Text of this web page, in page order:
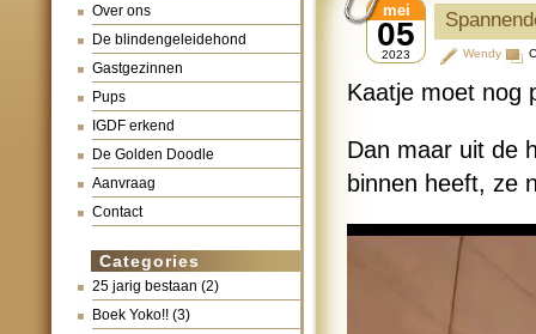
Over ons
De blindengeleidehond
Gastgezinnen
Pups
IGDF erkend
De Golden Doodle
Aanvraag
Contact
Categories
25 jarig bestaan (2)
Boek Yoko!! (3)
05
mei
2023 Wendy
Kaatje moet nog
Dan maar uit de
binnen heeft, ze
Videospeler